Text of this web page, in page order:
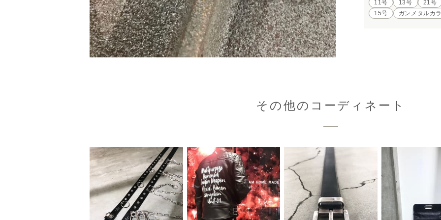
11号 13号
21号
15号
ガンメタルカ
その他のコーディネート